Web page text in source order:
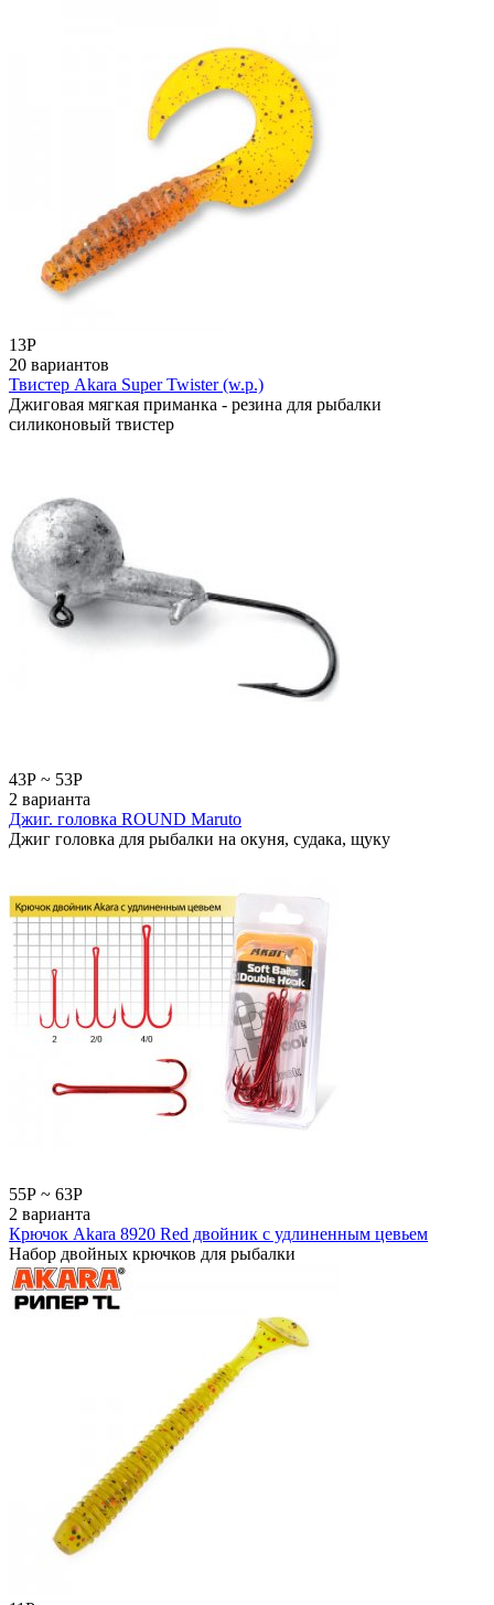
13Р
20 вариантов
Твистер Akara Super Twister (w.p.)
Джиговая мягкая приманка - резина для рыбалки
силиконовый твистер
43Р ~ 53Р
2 варианта
Джиг. головка ROUND Maruto
Джиг головка для рыбалки на окуня, судака, щуку
55Р ~ 63Р
2 варианта
Крючок Akara 8920 Red двойник с удлиненным цевьем
Набор двойных крючков для рыбалки